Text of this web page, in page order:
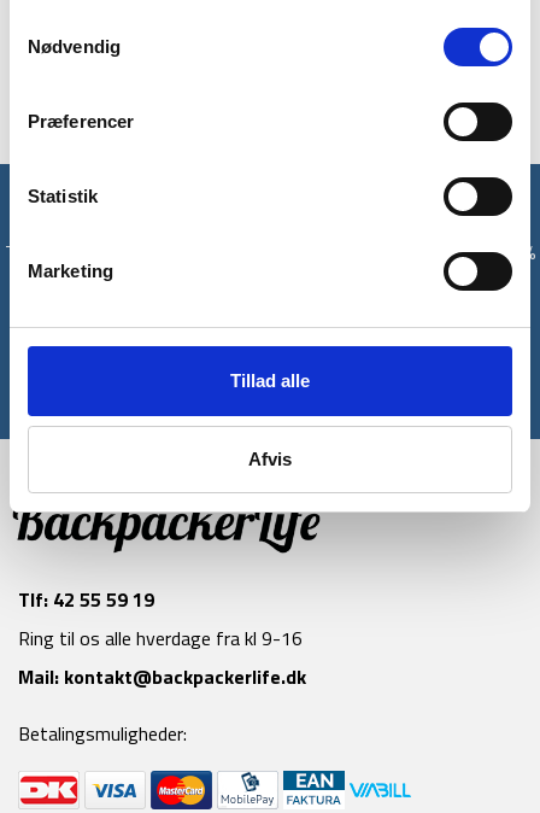
Nødvendig
Præferencer
Statistik
Marketing
Tillad alle
Afvis
Tilmeld dig vores nyhedsbrev og modtag med det samme en 10%
Tilmeld
Tlf: 42 55 59 19
Ring til os alle hverdage fra kl 9-16
Mail: kontakt@backpackerlife.dk
Betalingsmuligheder: